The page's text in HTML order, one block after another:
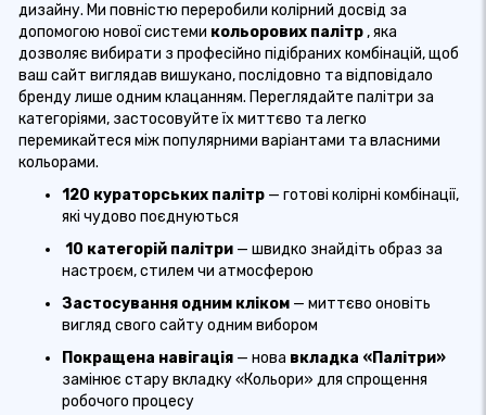
дизайну. Ми повністю переробили колірний досвід за
допомогою новоїсистеми кольорових палітр, яка
дозволяє вибирати з професійно підібраних комбінацій, щоб
ваш сайт виглядав вишукано, послідовно та відповідало
бренду лише одним клацанням. Переглядайте палітри за
категоріями, застосовуйте їх миттєво та легко
перемикайтеся між популярними варіантами та власними
кольорами.
120 кураторських палітр — готові колірні комбінації,
які чудово поєднуються
10 категорій палітри — швидко знайдіть образ за
настроєм, стилем чи атмосферою
Застосування одним кліком — миттєво оновіть
вигляд свого сайту одним вибором
Покращена навігація — нова вкладка «Палітри»
замінює стару вкладку «Кольори» для спрощення
робочого процесу